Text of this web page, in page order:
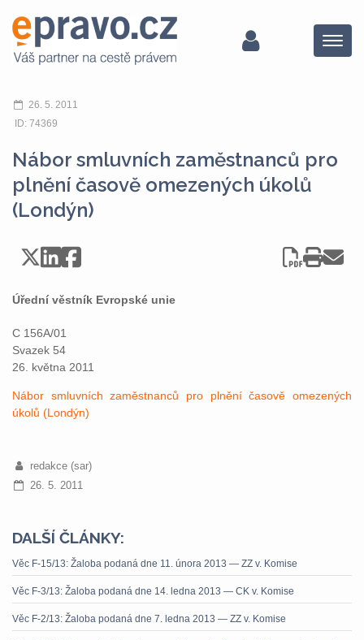
Menu
26. 5. 2011
ID: 74369
Nábor smluvních zaměstnanců pro
plnění časově omezených úkolů
(Londýn)
Úřední věstník Evropské unie
C 156A/01
Svazek 54
26. května 2011
Nábor smluvních zaměstnanců pro plnění časově omezených
úkolů (Londýn)
redakce (sar)
26. 5. 2011
DALŠÍ ČLÁNKY:
Věc F-15/13: Žaloba podaná dne 11. února 2013 — ZZ v. Komise
Věc F-3/13: Žaloba podaná dne 14. ledna 2013 — CK v. Komise
Věc F-2/13: Žaloba podaná dne 7. ledna 2013 — ZZ v. Komise